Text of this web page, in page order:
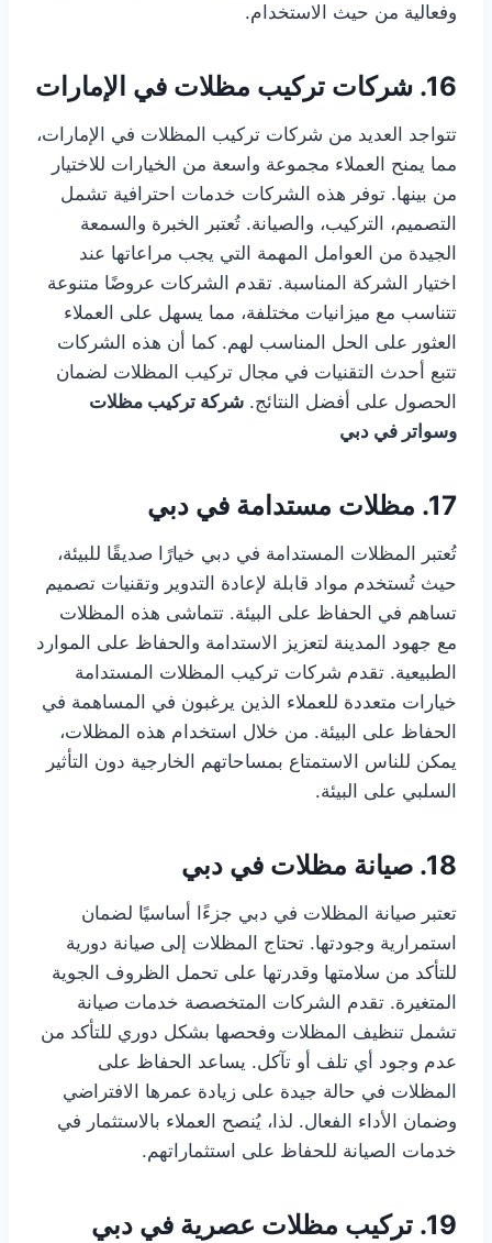
وفعالية من حيث الاستخدام.
16. شركات تركيب مظلات في الإمارات
تتواجد العديد من شركات تركيب المظلات في الإمارات،
مما يمنح العملاء مجموعة واسعة من الخيارات للاختيار
من بينها. توفر هذه الشركات خدمات احترافية تشمل
التصميم، التركيب، والصيانة. تُعتبر الخبرة والسمعة
الجيدة من العوامل المهمة التي يجب مراعاتها عند
اختيار الشركة المناسبة. تقدم الشركات عروضًا متنوعة
تتناسب مع ميزانيات مختلفة، مما يسهل على العملاء
العثور على الحل المناسب لهم. كما أن هذه الشركات
تتبع أحدث التقنيات في مجال تركيب المظلات لضمان
الحصول على أفضل النتائج. شركة تركيب مظلات
وسواتر في دبي
17. مظلات مستدامة في دبي
تُعتبر المظلات المستدامة في دبي خيارًا صديقًا للبيئة،
حيث تُستخدم مواد قابلة لإعادة التدوير وتقنيات تصميم
تساهم في الحفاظ على البيئة. تتماشى هذه المظلات
مع جهود المدينة لتعزيز الاستدامة والحفاظ على الموارد
الطبيعية. تقدم شركات تركيب المظلات المستدامة
خيارات متعددة للعملاء الذين يرغبون في المساهمة في
الحفاظ على البيئة. من خلال استخدام هذه المظلات،
يمكن للناس الاستمتاع بمساحاتهم الخارجية دون التأثير
السلبي على البيئة.
18. صيانة مظلات في دبي
تعتبر صيانة المظلات في دبي جزءًا أساسيًا لضمان
استمرارية وجودتها. تحتاج المظلات إلى صيانة دورية
للتأكد من سلامتها وقدرتها على تحمل الظروف الجوية
المتغيرة. تقدم الشركات المتخصصة خدمات صيانة
تشمل تنظيف المظلات وفحصها بشكل دوري للتأكد من
عدم وجود أي تلف أو تآكل. يساعد الحفاظ على
المظلات في حالة جيدة على زيادة عمرها الافتراضي
وضمان الأداء الفعال. لذا، يُنصح العملاء بالاستثمار في
خدمات الصيانة للحفاظ على استثماراتهم.
19. تركيب مظلات عصرية في دبي